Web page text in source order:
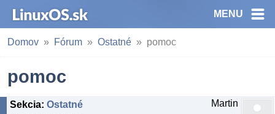
MENU
Domov Fórum Ostatné pomoc
pomoc
Sekcia: Ostatné Martin